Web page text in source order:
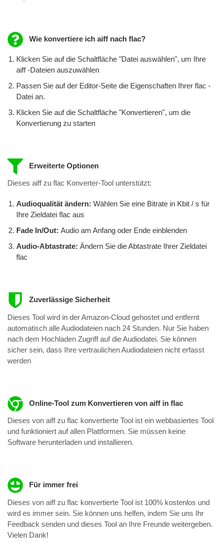
Wie konvertiere ich aiff nach flac?
Klicken Sie auf die Schaltfläche "Datei auswählen", um Ihre
aiff -Dateien auszuwählen
Passen Sie auf der Editor-Seite die Eigenschaften Ihrer flac -
Datei an.
Klicken Sie auf die Schaltfläche "Konvertieren", um die
Konvertierung zu starten
Erweiterte Optionen
Dieses aiff zu flac Konverter-Tool unterstützt:
Audioqualität ändern: Wählen Sie eine Bitrate in Kbit / s für
Ihre Zieldatei flac aus
Fade In/Out: Audio am Anfang oder Ende einblenden
Audio-Abtastrate: Ändern Sie die Abtastrate Ihrer Zieldatei
flac
Zuverlässige Sicherheit
Dieses Tool wird in der Amazon-Cloud gehostet und entfernt
automatisch alle Audiodateien nach 24 Stunden. Nur Sie haben
nach dem Hochladen Zugriff auf die Audiodatei. Sie können
sicher sein, dass Ihre vertraulichen Audiodateien nicht erfasst
werden
Online-Tool zum Konvertieren von aiff in flac
Dieses von aiff zu flac konvertierte Tool ist ein webbasiertes Tool
und funktioniert auf allen Plattformen. Sie müssen keine
Software herunterladen und installieren.
Für immer frei
Dieses von aiff zu flac konvertierte Tool ist 100% kostenlos und
wird es immer sein. Sie können uns helfen, indem Sie uns Ihr
Feedback senden und dieses Tool an Ihre Freunde weitergeben.
Vielen Dank!